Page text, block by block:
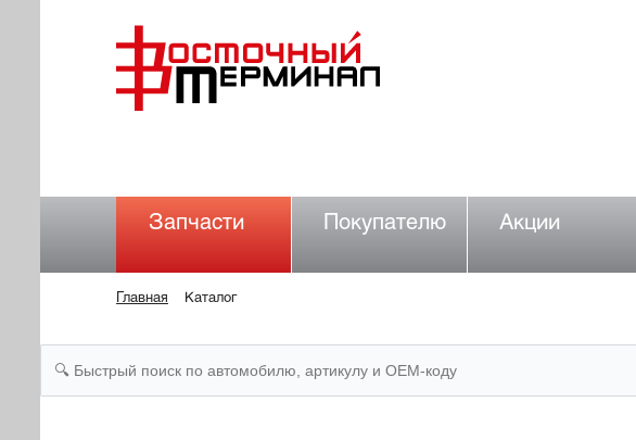
Запчасти Покупателю Акции
Главная Каталог